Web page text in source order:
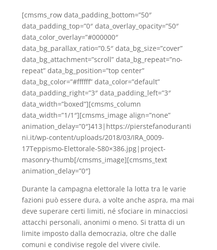
[cmsms_row data_padding_bottom=”50″
data_padding_top=”0″ data_overlay_opacity=”50″
data_color_overlay=”#000000″
data_bg_parallax_ratio=”0.5″ data_bg_size=”cover”
data_bg_attachment=”scroll” data_bg_repeat=”no-
repeat” data_bg_position=”top center”
data_bg_color=”#ffffff” data_color=”default”
data_padding_right=”3″ data_padding_left=”3″
data_width=”boxed”][cmsms_column
data_width=”1/1″][cmsms_image align=”none”
animation_delay=”0″]413|https://pierstefanoduranti
ni.it/wp-content/uploads/2018/03/IRA_0009-
17Teppismo-Elettorale-580×386.jpg|project-
masonry-thumb[/cmsms_image][cmsms_text
animation_delay=”0″]
Durante la campagna elettorale la lotta tra le varie
fazioni può essere dura, a volte anche aspra, ma mai
deve superare certi limiti, né sfociare in minacciosi
attacchi personali, anonimi o meno. Si tratta di un
limite imposto dalla democrazia, oltre che dalle
comuni e condivise regole del vivere civile.